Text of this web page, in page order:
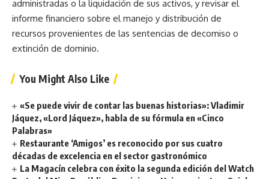
administradas o la liquidación de sus activos, y revisar el
informe financiero sobre el manejo y distribución de
recursos provenientes de las sentencias de decomiso o
extinción de dominio.
You Might Also Like
«Se puede vivir de contar las buenas historias»: Vladimir
Jáquez, «Lord Jáquez», habla de su fórmula en «Cinco
Palabras»
Restaurante ‘Amigos’ es reconocido por sus cuatro
décadas de excelencia en el sector gastronómico
La Magacín celebra con éxito la segunda edición del Watch